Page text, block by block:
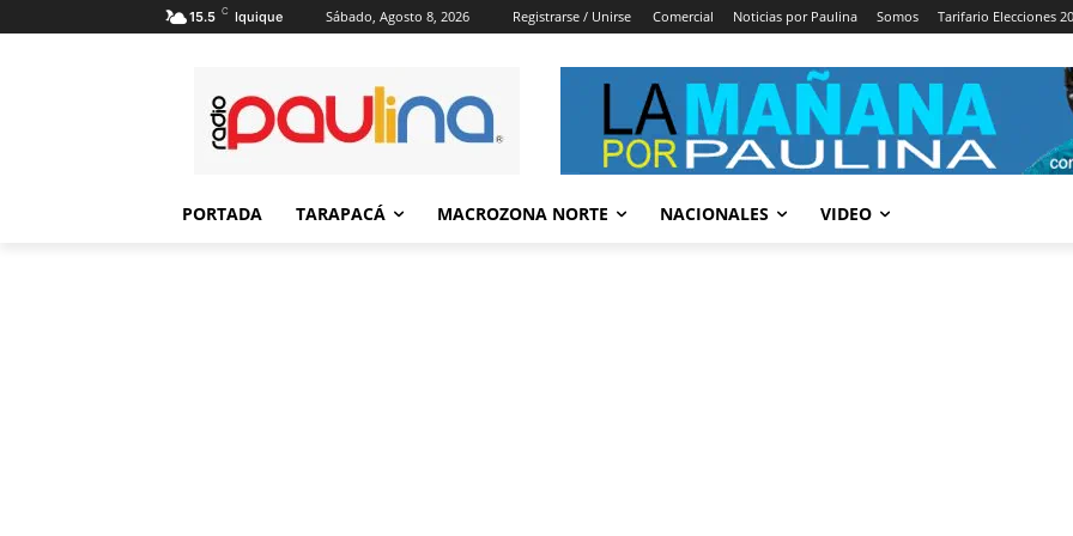
15.5 C Iquique Sábado, Agosto 8, 2026 Registrarse / Unirse Comercial Noticias por Paulina Somos Tarifario Elecciones
PORTADA TARAPACÁ MACROZONA NORTE NACIONALES VIDEO